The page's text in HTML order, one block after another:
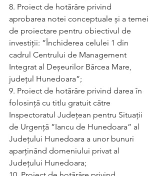
8. Proiect de hotărâre privind
aprobarea notei conceptuale și a temei
de proiectare pentru obiectivul de
investiții: ”Închiderea celulei 1 din
cadrul Centrului de Management
Integrat al Deșeurilor Bârcea Mare,
județul Hunedoara”;
9. Proiect de hotărâre privind darea în
folosință cu titlu gratuit către
Inspectoratul Județean pentru Situații
de Urgență ”Iancu de Hunedoara” al
Județului Hunedoara a unor bunuri
aparținând domeniului privat al
Județului Hunedoara;